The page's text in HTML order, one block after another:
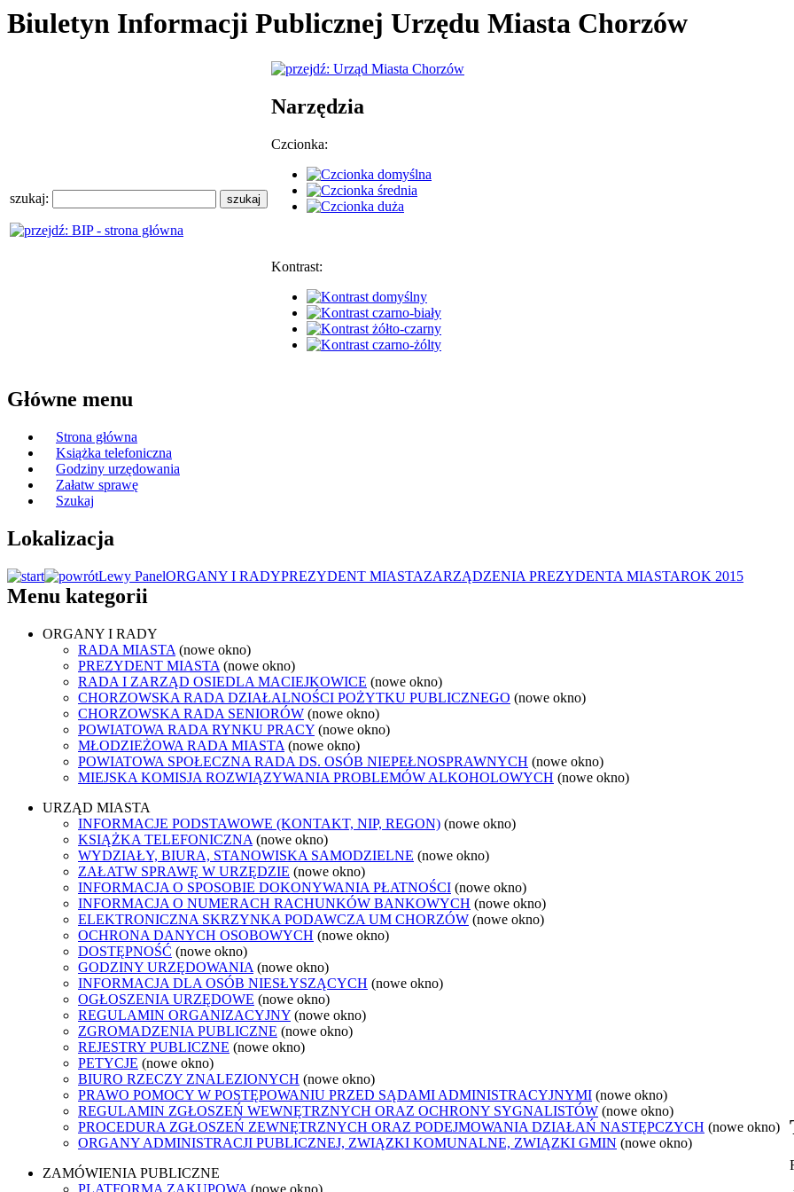
Biuletyn Informacji Publicznej Urzędu Miasta Chorzów
szukaj:
Narzędzia
Czcionka:
Kontrast:
Główne menu
Strona główna
Książka telefoniczna
Godziny urzędowania
Załatw sprawę
Szukaj
Lokalizacja
Lewy PanelORGANY I RADYPREZYDENT MIASTAZARZĄDZENIA PREZYDENTA MIASTAROK 2015
Menu kategorii
ORGANY I RADY
RADA MIASTA (nowe okno)
PREZYDENT MIASTA (nowe okno)
RADA I ZARZĄD OSIEDLA MACIEJKOWICE (nowe okno)
CHORZOWSKA RADA DZIAŁALNOŚCI POŻYTKU PUBLICZNEGO (nowe okno)
CHORZOWSKA RADA SENIORÓW (nowe okno)
POWIATOWA RADA RYNKU PRACY (nowe okno)
MŁODZIEŻOWA RADA MIASTA (nowe okno)
POWIATOWA SPOŁECZNA RADA DS. OSÓB NIEPEŁNOSPRAWNYCH (nowe okno)
MIEJSKA KOMISJA ROZWIĄZYWANIA PROBLEMÓW ALKOHOLOWYCH (nowe okno)
URZĄD MIASTA
INFORMACJE PODSTAWOWE (KONTAKT, NIP, REGON) (nowe okno)
KSIĄŻKA TELEFONICZNA (nowe okno)
WYDZIAŁY, BIURA, STANOWISKA SAMODZIELNE (nowe okno)
ZAŁATW SPRAWĘ W URZĘDZIE (nowe okno)
INFORMACJA O SPOSOBIE DOKONYWANIA PŁATNOŚCI (nowe okno)
INFORMACJA O NUMERACH RACHUNKÓW BANKOWYCH (nowe okno)
ELEKTRONICZNA SKRZYNKA PODAWCZA UM CHORZÓW (nowe okno)
OCHRONA DANYCH OSOBOWYCH (nowe okno)
DOSTĘPNOŚĆ (nowe okno)
GODZINY URZĘDOWANIA (nowe okno)
INFORMACJA DLA OSÓB NIESŁYSZĄCYCH (nowe okno)
OGŁOSZENIA URZĘDOWE (nowe okno)
REGULAMIN ORGANIZACYJNY (nowe okno)
ZGROMADZENIA PUBLICZNE (nowe okno)
REJESTRY PUBLICZNE (nowe okno)
PETYCJE (nowe okno)
BIURO RZECZY ZNALEZIONYCH (nowe okno)
PRAWO POMOCY W POSTĘPOWANIU PRZED SĄDAMI ADMINISTRACYJNYMI (nowe okno)
REGULAMIN ZGŁOSZEŃ WEWNĘTRZNYCH ORAZ OCHRONY SYGNALISTÓW (nowe okno)
PROCEDURA ZGŁOSZEŃ ZEWNĘTRZNYCH ORAZ PODEJMOWANIA DZIAŁAŃ NASTĘPCZYCH (nowe okno)
ORGANY ADMINISTRACJI PUBLICZNEJ, ZWIĄZKI KOMUNALNE, ZWIĄZKI GMIN (nowe okno)
ZAMÓWIENIA PUBLICZNE
PLATFORMA ZAKUPOWA (nowe okno)